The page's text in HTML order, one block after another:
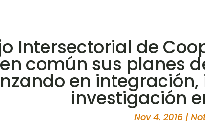
Intersectorial de
común sus planes
en
investigación
Nov 4, 2016 |